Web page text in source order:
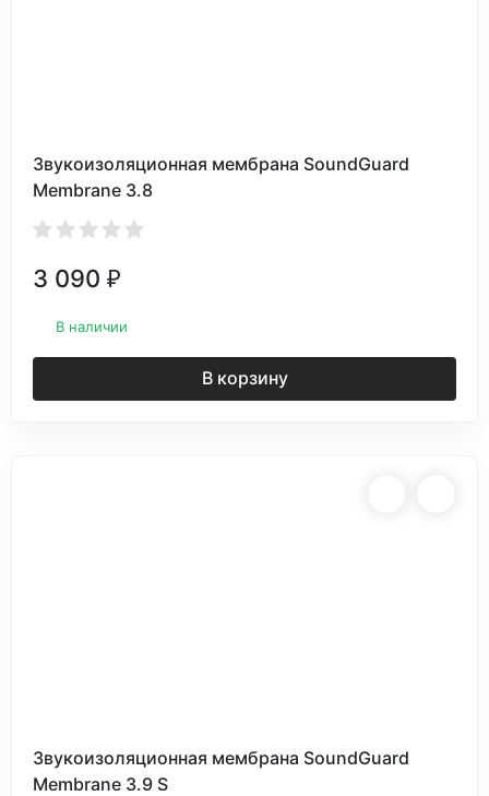
Звукоизоляционная мембрана SoundGuard
Membranе 3.8
3 090 ₽
В наличии
В корзину
Звукоизоляционная мембрана SoundGuard
Membranе 3.9 S